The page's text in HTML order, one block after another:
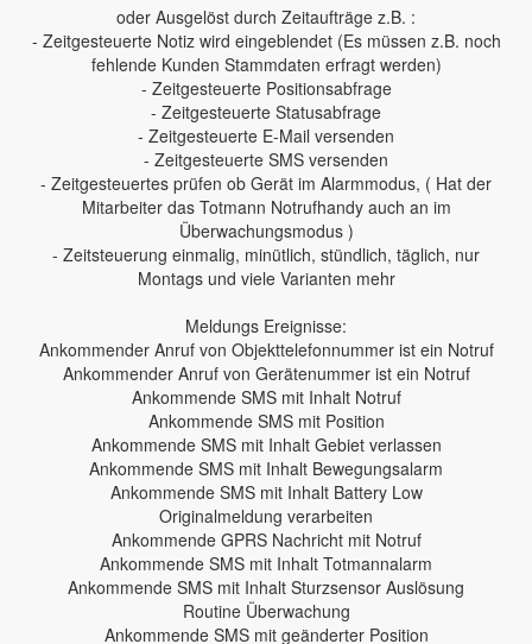
oder Ausgelöst durch Zeitaufträge z.B. :
- Zeitgesteuerte Notiz wird eingeblendet (Es müssen z.B. noch
fehlende Kunden Stammdaten erfragt werden)
- Zeitgesteuerte Positionsabfrage
- Zeitgesteuerte Statusabfrage
- Zeitgesteuerte E-Mail versenden
- Zeitgesteuerte SMS versenden
- Zeitgesteuertes prüfen ob Gerät im Alarmmodus, ( Hat der
Mitarbeiter das Totmann Notrufhandy auch an im
Überwachungsmodus )
- Zeitsteuerung einmalig, minütlich, stündlich, täglich, nur
Montags und viele Varianten mehr
Meldungs Ereignisse:
Ankommender Anruf von Objekttelefonnummer ist ein Notruf
Ankommender Anruf von Gerätenummer ist ein Notruf
Ankommende SMS mit Inhalt Notruf
Ankommende SMS mit Position
Ankommende SMS mit Inhalt Gebiet verlassen
Ankommende SMS mit Inhalt Bewegungsalarm
Ankommende SMS mit Inhalt Battery Low
Originalmeldung verarbeiten
Ankommende GPRS Nachricht mit Notruf
Ankommende SMS mit Inhalt Totmannalarm
Ankommende SMS mit Inhalt Sturzsensor Auslösung
Routine Überwachung
Ankommende SMS mit geänderter Position